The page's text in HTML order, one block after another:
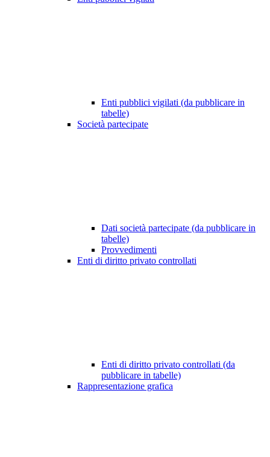
Enti pubblici vigilati (da pubblicare in
tabelle)
Società partecipate
Dati società partecipate (da pubblicare in
tabelle)
Provvedimenti
Enti di diritto privato controllati
Enti di diritto privato controllati (da
pubblicare in tabelle)
Rappresentazione grafica